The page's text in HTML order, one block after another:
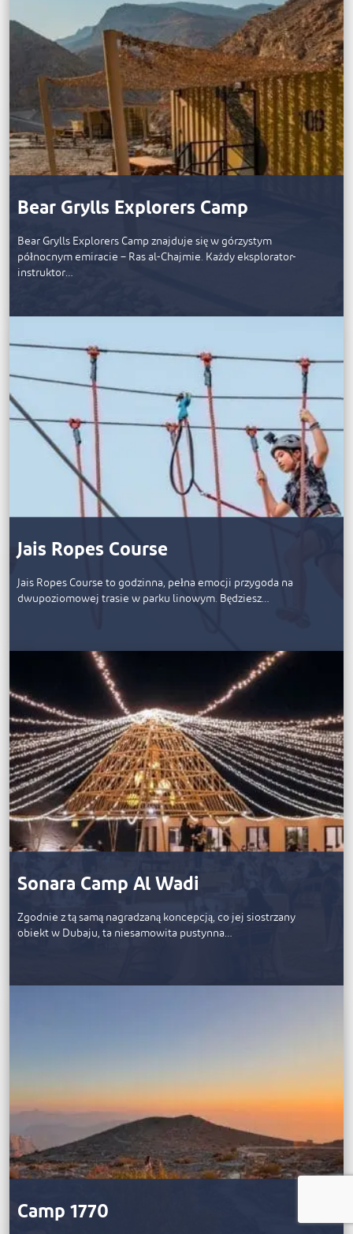
Bear Grylls Explorers Camp
Bear Grylls Explorers Camp znajduje się w górzystym
północnym emiracie – Ras al-Chajmie. Każdy eksplorator-
instruktor…
Jais Ropes Course
Jais Ropes Course to godzinna, pełna emocji przygoda na
dwupoziomowej trasie w parku linowym. Będziesz…
Sonara Camp Al Wadi
Zgodnie z tą samą nagradzaną koncepcją, co jej siostrzany
obiekt w Dubaju, ta niesamowita pustynna…
Camp 1770